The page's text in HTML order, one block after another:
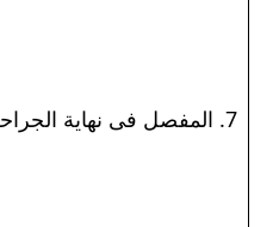
7. المفصل فى نهاية الجراحة.